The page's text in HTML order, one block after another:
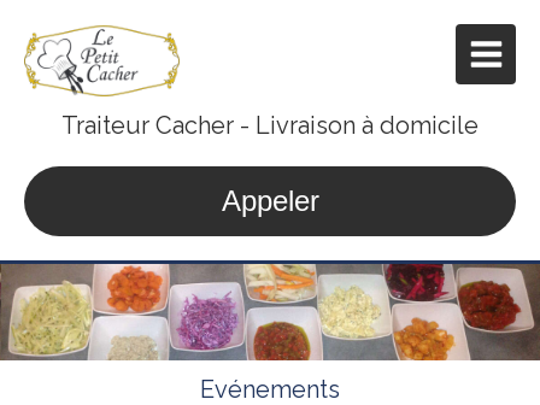
Traiteur Cacher - Livraison à domicile
Appeler
Evénements